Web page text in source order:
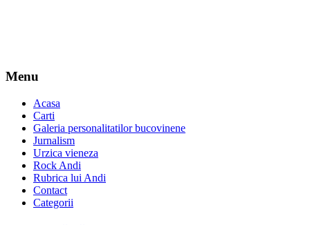
Menu
Acasa
Carti
Galeria personalitatilor bucovinene
Jurnalism
Urzica vieneza
Rock Andi
Rubrica lui Andi
Contact
Categorii